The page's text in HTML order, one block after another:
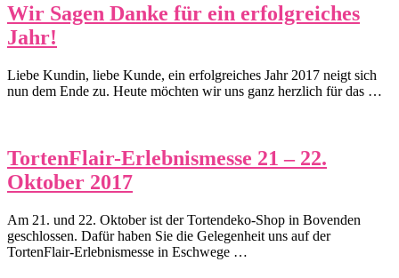
Wir Sagen Danke für ein erfolgreiches
Jahr!
Liebe Kundin, liebe Kunde, ein erfolgreiches Jahr 2017 neigt sich
nun dem Ende zu. Heute möchten wir uns ganz herzlich für das …
TortenFlair-Erlebnismesse 21 – 22.
Oktober 2017
Am 21. und 22. Oktober ist der Tortendeko-Shop in Bovenden
geschlossen. Dafür haben Sie die Gelegenheit uns auf der
TortenFlair-Erlebnismesse in Eschwege …